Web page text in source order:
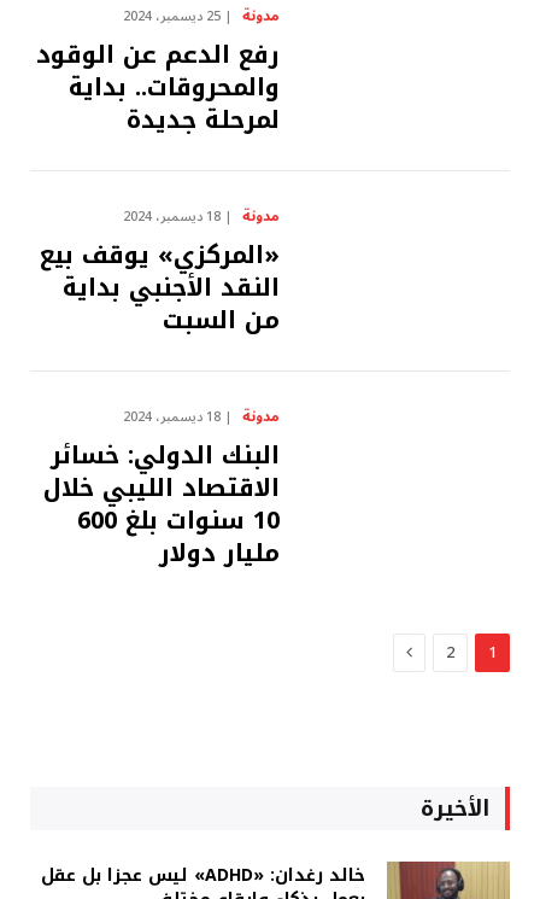
مدونة 25 ديسمبر، 2024
رفع الدعم عن الوقود
والمحروقات.. بداية
لمرحلة جديدة
مدونة 18 ديسمبر، 2024
«المركزي» يوقف بيع
النقد الأجنبي بداية
من السبت
مدونة 18 ديسمبر، 2024
البنك الدولي: خسائر
الاقتصاد الليبي خلال
10 سنوات بلغ 600
مليار دولار
1
2 التالي
الأخيرة
خالد رغدان: «ADHD» ليس عجزا بل عقل